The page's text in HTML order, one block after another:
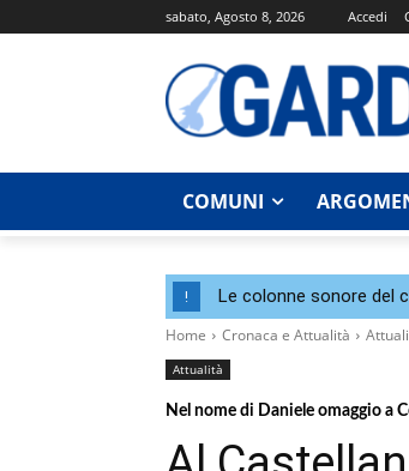
sabato, Agosto 8, 2026 Accedi
COMUNI
! Le colonne sonore del
Home Cronaca e Attualità
Attualità
Nel nome di Daniele omaggio a